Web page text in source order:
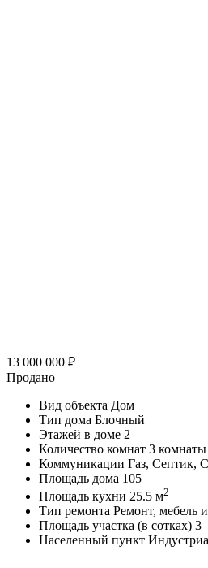
13 000 000 ₽
Продано
Вид объекта Дом
Тип дома Блочный
Этажей в доме 2
Количество комнат 3 комнаты
Коммуникации Газ, Септик,
Площадь дома 105
Площадь кухни 25.5 м2
Тип ремонта Ремонт, мебель
Площадь участка (в сотках) 3
Населенный пункт